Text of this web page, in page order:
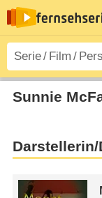
Sunnie